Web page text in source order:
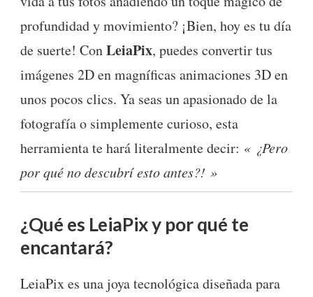
profundidad y movimiento? ¡Bien, hoy es tu día
de suerte! ConLeiaPix, puedes convertir tus
imágenes 2D en magníficas animaciones 3D en
unos pocos clics. Ya seas un apasionado de la
fotografía o simplemente curioso, esta
herramienta te hará literalmente decir: « ¿Pero
por qué no descubrí esto antes?! »
¿Qué es LeiaPix y por qué te
encantará?
LeiaPix es una joya tecnológica diseñada para